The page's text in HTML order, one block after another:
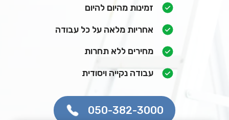
זמינות מהיום להיום
אחריות מלאה על כל עבודה
מחירים ללא תחרות
עבודה נקייה ויסודית
050-382-3000